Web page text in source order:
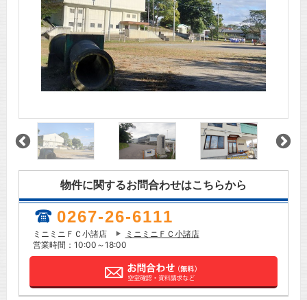
物件に関するお問合わせはこちらから
0267-26-6111
ミニミニＦＣ小諸店
ミニミニＦＣ小諸店
営業時間：10:00～18:00